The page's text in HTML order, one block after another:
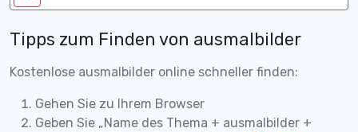
Tipps zum Finden von ausmalbilder
Kostenlose ausmalbilder online schneller finden:
Gehen Sie zu Ihrem Browser
Geben Sie „Name des Thema + ausmalbilder +